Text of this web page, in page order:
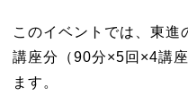
このイベントでは、東進
講座分（90分×5回×4講
ます。